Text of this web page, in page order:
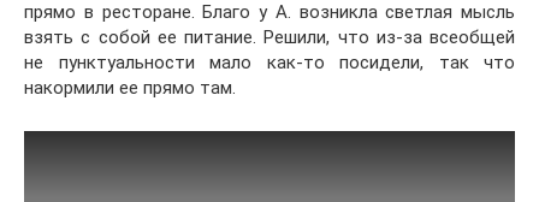
прямо в ресторане. Благо у А. возникла светлая мысль
взять с собой ее питание. Решили, что из-за всеобщей
не пунктуальности мало как-то посидели, так что
накормили ее прямо там.